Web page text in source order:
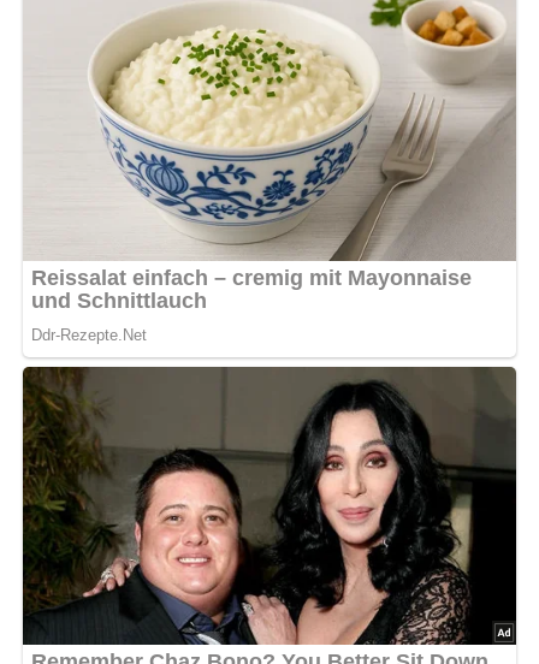
Schneidebrett
Messer
Tipps
Verwende frische Zutaten für das beste
Geschmackserlebnis.
Wenn du die Suppe cremiger möchtest, kannst du
einen Teil der Erbsen pürieren.
Variationen
Füge zusätzliches Gemüse wie Karotten oder Sellerie
hinzu, um die Suppe noch nahrhafter zu machen.
Experimentiere mit verschiedenen Gewürzen wie
Thymian oder Lorbeerblättern, um den Geschmack zu
variieren.
Schwierigkeitsgrad: Leicht